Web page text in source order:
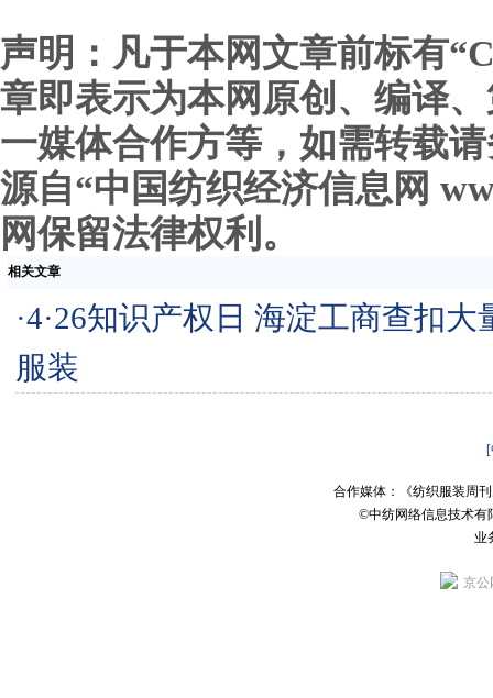
声明：凡于本网文章前标有
章即表示为本网原创、编译
一媒体合作方等，如需转载
源自“中国纺织经济信息网
网保留法律权利。
相关文章
·4·26知识产权日 海淀工商查扣大
服装
合作媒体：《纺织服装周
©中纺网络信息技术
业
京公